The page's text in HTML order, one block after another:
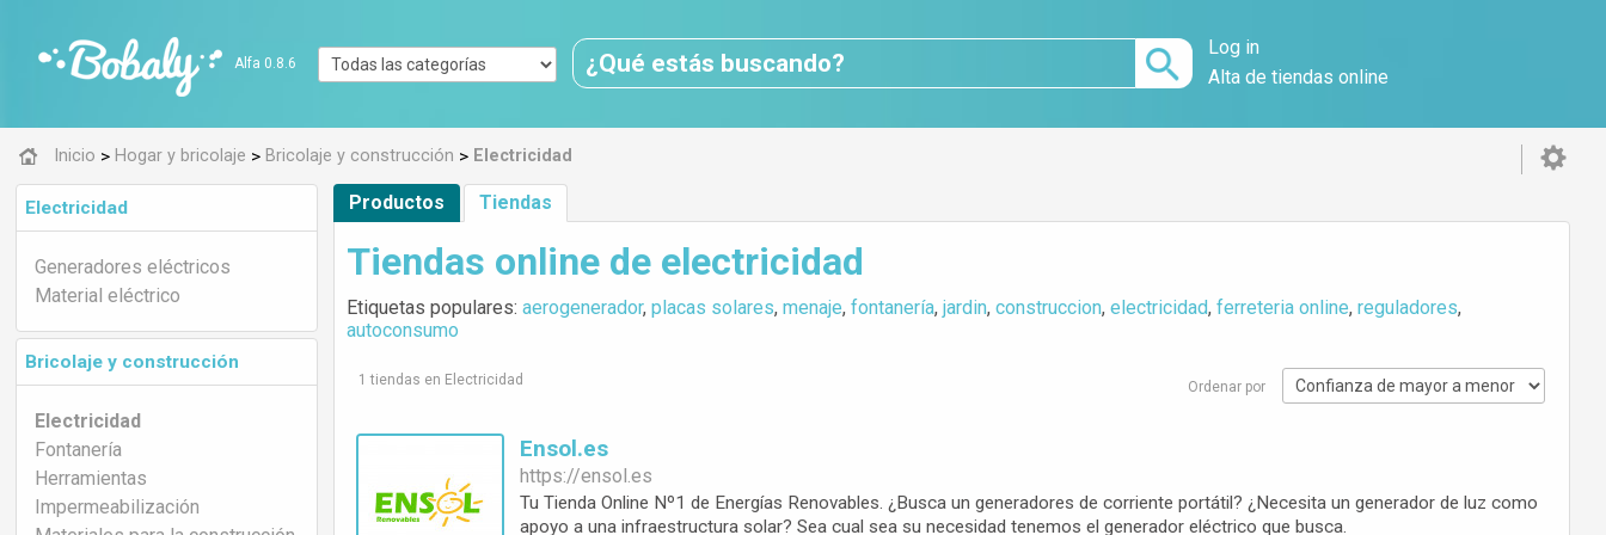
Alfa 0.8.6
Log in
Alta de tiendas online
Inicio > Hogar y bricolaje > Bricolaje y construcción > Electricidad
Electricidad
Generadores eléctricos
Material eléctrico
Bricolaje y construcción
Electricidad
Fontanería
Herramientas
Impermeabilización
Productos Tiendas
Tiendas online de electricidad
Etiquetas populares:aerogenerador,placas solares,menaje,fontanería,jardin,construccion,electricidad,ferreteria online,reguladores,
autoconsumo
1 tiendas en Electricidad Ordenar por
Ensol.es
https://ensol.es
Tu Tienda Online Nº1 de Energías Renovables. ¿Busca un generadores de corriente portátil? ¿Necesita un generador de luz como
apoyo a una infraestructura solar? Sea cual sea su necesidad tenemos el generador eléctrico que busca.